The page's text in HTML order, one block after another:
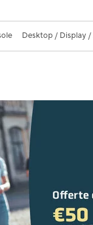
Desktop / Display /